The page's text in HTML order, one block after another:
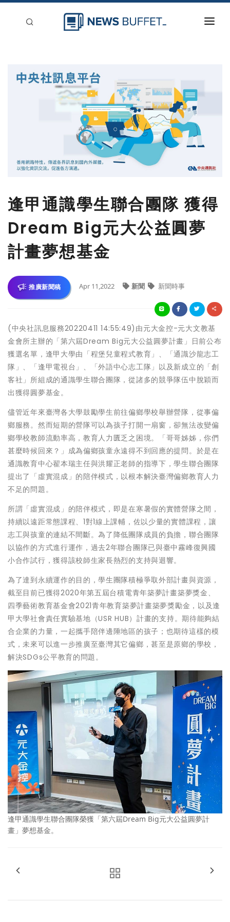
逢甲通識學生聯合團隊 獲得
Dream Big元大公益圓夢
計畫夢想基金
推廣新聞稿 Apr 11,2022 新聞 新聞時事
(中央社訊息服務20220411 14:55:49)由元大金控-元大文教基
金會所主辦的「第六屆Dream Big元大公益圓夢計畫」日前公布
獲選名單，逢甲大學由「程堡兒童程式教育」、「通識沙龍志工
隊」、「逢甲電視台」、「外語中心志工隊」以及新成立的「創
客社」所組成的通識學生聯合團隊，從諸多的競爭隊伍中脫穎而
出獲得圓夢基金。
儘管近年來臺灣各大學鼓勵學生前往偏鄉學校舉辦營隊，從事偏
鄉服務。然而短期的營隊可以為孩子打開一扇窗，卻無法改變偏
鄉學校教師流動率高，教育人力匱乏之困境。「哥哥姊姊，你們
甚麼時候回來？」成為偏鄉孩童永遠得不到回應的提問。於是在
通識教育中心翟本瑞主任與洪耀正老師的指導下，學生聯合團隊
提出了「虛實混成」的陪伴模式，以根本解決臺灣偏鄉教育人力
不足的問題。
所謂「虛實混成」的陪伴模式，即是在寒暑假的實體營隊之間，
持續以遠距常態課程、1對1線上課輔，佐以少量的實體課程，讓
志工與孩童的連結不間斷。為了降低團隊成員的負擔，聯合團隊
以協作的方式進行運作，過去2年聯合團隊已與臺中霧峰復興國
小合作試行，獲得該校師生家長熱烈的支持與迴響。
為了達到永續運作的目的，學生團隊積極爭取外部計畫與資源，
截至目前已獲得2020年第五屆台積電青年築夢計畫築夢獎金、
四季藝術教育基金會2021青年教育築夢計畫築夢獎勵金，以及逢
甲大學社會責任實驗基地（USR HUB）計畫的支持。期待能夠結
合企業的力量，一起攜手陪伴邊陲地區的孩子；也期待這樣的模
式，未來可以進一步推廣至臺灣其它偏鄉，甚至是原鄉的學校，
解決SDGs公平教育的問題。
逢甲通識學生聯合團隊榮獲「第六屆Dream Big元大公益圓夢計
畫」夢想基金。